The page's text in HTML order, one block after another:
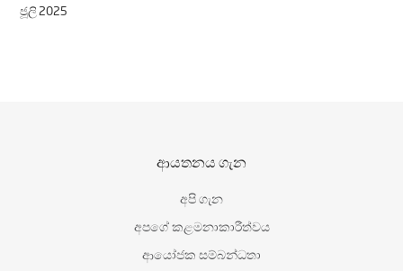
ජූලි 2025
ආයතනය ගැන
අපි ගැන
අපගේ කළමනාකාරීත්වය
ආයෝජක සම්බන්ධතා